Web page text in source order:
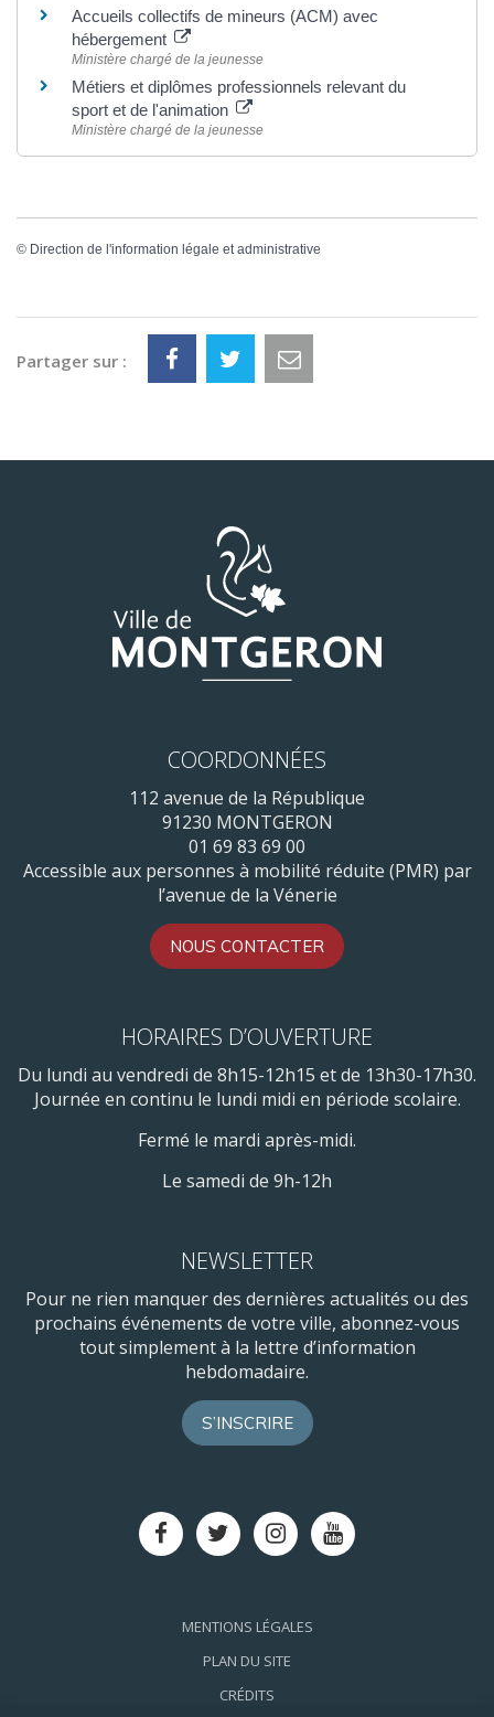
Accueils collectifs de mineurs (ACM) avec
hébergement
Ministère chargé de la jeunesse
Métiers et diplômes professionnels relevant du
sport et de l'animation
Ministère chargé de la jeunesse
© Direction de l'information légale et administrative
Partager sur :
COORDONNÉES
112 avenue de la République
91230 MONTGERON
01 69 83 69 00
Accessible aux personnes à mobilité réduite (PMR) par
l’avenue de la Vénerie
NOUS CONTACTER
HORAIRES D’OUVERTURE
Du lundi au vendredi de 8h15-12h15 et de 13h30-17h30.
Journée en continu le lundi midi en période scolaire.
Fermé le mardi après-midi.
Le samedi de 9h-12h
NEWSLETTER
Pour ne rien manquer des dernières actualités ou des
prochains événements de votre ville, abonnez-vous
tout simplement à la lettre d’information
hebdomadaire.
S’INSCRIRE
Lien
vers
Facebook
Lien
vers
Twitter
Lien
vers
Instagram
Lien
vers
MENTIONS LÉGALES
PLAN DU SITE
CRÉDITS